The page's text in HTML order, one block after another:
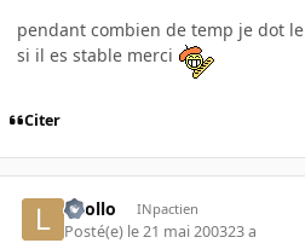
pendant combien de temp je dot
si il es stable merci
Citer
lolollo INpactien
Posté(e) le 21 mai 200323 a